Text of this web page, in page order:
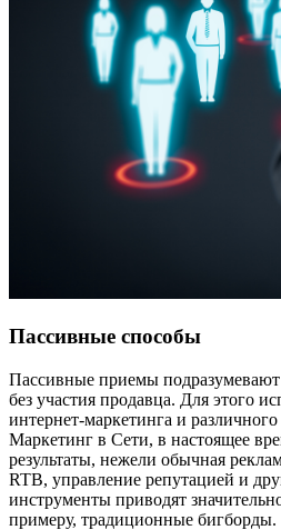
Пассивные способы
Пассивные приемы
без участия продавца. Для этого
интернет-маркетинга и
Маркетинг в Сети, в настоящее
результаты, нежели обычная
RTB, управление репутацией и
инструменты приводят
примеру, традиционные бигборды.